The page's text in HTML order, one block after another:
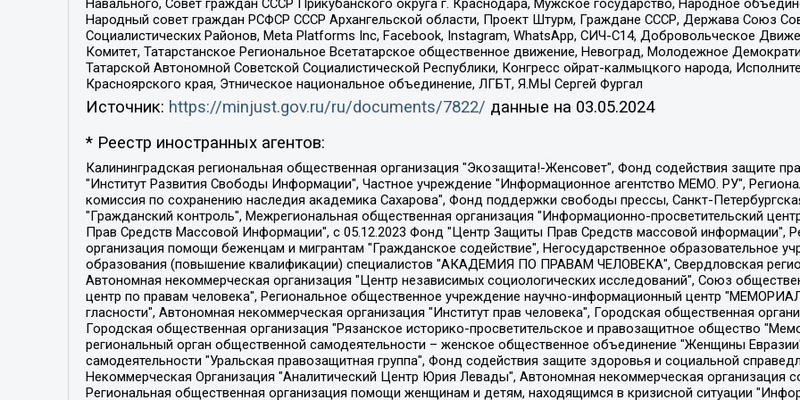
Навального, Совет граждан СССР Прикубанского округа г. Краснодара, Мужское государство, Народное
Народный совет граждан РСФСР СССР Архангельской области, Проект Штурм, Граждане СССР, Держава Союз
Социалистических Районов, Meta Platforms Inc, Facebook, Instagram, WhatsApp, СИЧ-С14, Добровольческое
Комитет, Татарстанское Региональное Всетатарское общественное движение, Невоград, Молодежное
Татарской Автономной Советской Социалистической Республики, Конгресс ойрат-калмыцкого народа,
Красноярского края, Этническое национальное объединение, ЛГБТ, Я.МЫ Сергей Фургал
Источник: https://minjust.gov.ru/ru/documents/7822/ данные на 03.05.2024
* Реестр иностранных агентов:
Калининградская региональная общественная организация "Экозащита!-Женсовет", Фонд содействия защите прав и свобод граждан "Общественный вердикт", Фонд "Институт Развития Свободы Информации", Частное учреждение "Информационное агентство МЕМО. РУ", Региональная общественная организация "Общественная комиссия по сохранению наследия академика Сахарова", Фонд поддержки свободы прессы, Санкт-Петербургская общественная правозащитная организация "Гражданский контроль", Межрегиональная общественная организация "Информационно-просветительский центр "Мемориал", Региональный Фонд "Центр Защиты Прав Средств Массовой Информации", с 05.12.2023 Фонд "Центр Защиты Прав Средств массовой информации", Региональная общественная благотворительная организация помощи беженцам и мигрантам "Гражданское содействие", Негосударственное образовательное учреждение дополнительного профессионального образования (повышение квалификации) специалистов "АКАДЕМИЯ ПО ПРАВАМ ЧЕЛОВЕКА", Свердловская региональная общественная организация "Сутяжник", Автономная некоммерческая организация "Центр независимых социологических исследований", Союз общественных объединений "Российский исследовательский центр по правам человека", Региональное общественное учреждение научно-информационный центр "МЕМОРИАЛ", Некоммерческая организация "Фонд защиты гласности", Автономная некоммерческая организация "Институт прав человека", Городская общественная организация "Екатеринбургское общество "МЕМОРИАЛ", Городская общественная организация "Рязанское историко-просветительское и правозащитное общество "Мемориал" (Рязанский Мемориал), Челябинский региональный орган общественной самодеятельности – женское общественное объединение "Женщины Евразии", Челябинский региональный орган общественной самодеятельности "Уральская правозащитная группа", Фонд содействия защите здоровья и социальной справедливости имени Андрея Рылькова, Автономная Некоммерческая Организация "Аналитический Центр Юрия Левады", Автономная некоммерческая организация социальной поддержки населения "Проект Апрель", Региональная общественная организация помощи женщинам и детям, находящимся в кризисной ситуации "Информационно-методический центр "Анна", Фонд содействия развитию массовых коммуникаций и правовому просвещению "Так-так-Так", Фонд содействия устойчивому развитию "Серебряная тайга", Свердловский региональный общественный фонд социальных проектов "Новое время", "Idel.Реалии", Кавказ.Реалии, Крым.Реалии, Телеканал Настоящее Время, Татаро-башкирская служба Радио Свобода (Azatliq Radiosi), Радио Свободная Европа/Радио Свобода (PCE/PC), "Сибирь.Реалии", "Фактограф", Благотворительный фонд помощи осужденным и их семьям, Автономная некоммерческая организация "Институт глобализации и социальных движений", Фонд "В защиту прав заключенных", Частное учреждение "Центр поддержки и содействия развитию средств массовой информации", Пензенский региональный общественный благотворительный фонд "Гражданский союз", "Север.Реалии", Некоммерческая организация Фонд "Правовая инициатива", Общество с ограниченной ответственностью "Радио Свободная Европа/Радио Свобода", Чешское информационное агентство "MEDIUM-ORIENT", Красноярская региональная общественная организация "Мы против СПИДа", Камалягин Денис Николаевич, Маркелов Сергей Евгеньевич, Пономарев Лев Александрович, Савицкая Людмила Алексеевна, Автономная некоммерческая организация "Центр по работе с проблемой насилия "НАСИЛИЮ.НЕТ", Межрегиональный профессиональный союз работников здравоохранения "Альянс врачей", Юридическое лицо, зарегистрированное в Латвийской Республике, SIA "Medusa Project" (регистрационный номер 40103797863, дата регистрации 10.06.2014), Некоммерческая организация "Фонд по борьбе с коррупцией", Автономная некоммерческая организация "Институт права и публичной политики", Баданин Роман Сергеевич, Гликин Максим Александрович, Железнова Мария Михайловна, Лукьянова Юлия Сергеевна, Маетная Елизавета Витальевна, Маняхин Петр Борисович, Чуракова Ольга Владимировна, Ярош Юлия Петровна, Юридическое лицо "The Insider SIA", зарегистрированное в Риге, Латвийская Республика (дата регистрации 26.06.2015), являющееся администратором доменного имени интернет-издания "The Insider SIA", https://theins.ru, Постернак Алексей Евгеньевич, Рубин Михаил Аркадьевич, Анин Роман Александрович, Юридическое лицо Istories fonds, зарегистрированное в Латвийской Республике (регистрационный номер 50008295751, дата регистрации 24.02.2020), Великовский Дмитрий Александрович, Долинина Ирина Николаевна, Мароховская Алеся Алексеевна, Шлейнов Роман Юрьевич, Шмагун Олеся Валентиновна, Общество с ограниченной ответственностью "Альтаир 2021", Общество с ограниченной ответственностью "Вега 2021", Общество с ограниченной ответственностью "Главный редактор 2021", Общество с ограниченной ответственностью "Ромашки монолит", Важенков Артем Валерьевич, Ивановская областная общественная организация "Центр гендерных исследований", Гурман Юрий Альбертович, Медиапроект "ОВД-Инфо", Егоров Владимир Владимирович, Жилинский Владимир Александрович, Общество с ограниченной ответственностью "ЗП", Иванова София Юрьевна, Карезина Инна Павловна, Кильтау Екатерина Викторовна, Петров Алексей Викторович, Пискунов Сергей Евгеньевич, Смирнов Сергей Сергеевич, Тихонов Михаил Сергеевич, Общество с ограниченной ответственностью "ЖУРНАЛИСТ-ИНОСТРАННЫЙ АГЕНТ", Арапова Галина Юрьевна, Вольтская Татьяна Анатольевна, Американская компания "Mason G.E.S. Anonymous Foundation" (США), являющаяся владельцем интернет-издания https://mnews.world/, Компания "Stichting Bellingcat", зарегистрированная в Нидерландах (дата регистрации 11.07.2018), Захаров Андрей Вячеславович, Клепиковская Екатерина Дмитриевна, Общество с ограниченной ответственностью "МЕМО", Перл Роман Александрович, Симонов Евгений Алексеевич, Соловьева Елена Анатольевна, Сотников Даниил Владимирович, Сурначева Елизавета Дмитриевна, Автономная некоммерческая организация по защите прав человека и информированию населения "Якутия – Наше Мнение", Общество с ограниченной ответственностью "Москоу диджитал медиа", с 26.01.2023 Общество с ограниченной ответственностью "Чайка Белые сады", Ветошкина Валерия Валерьевна, Заговора Максим Александрович, Межрегиональное общественное движение "Российская ЛГБТ - сеть", Оленичев Максим Владимирович, Павлов Иван Юрьевич, Скворцова Елена Сергеевна, Общество с ограниченной ответственностью "Как бы инагент", Кочетков Игорь Викторович, Общество с ограниченной ответственностью "Честные выборы", Еланчик Олег Александрович, Общество с ограниченной ответственностью "Нобелевский призыв", Гималова Регина Эмилевна, Григорьев Андрей Валерьевич, Григорьева Алина Александровна, Ассоциация по содействию защите прав призывников, альтернативнослужащих и военнослужащих "Правозащитная группа